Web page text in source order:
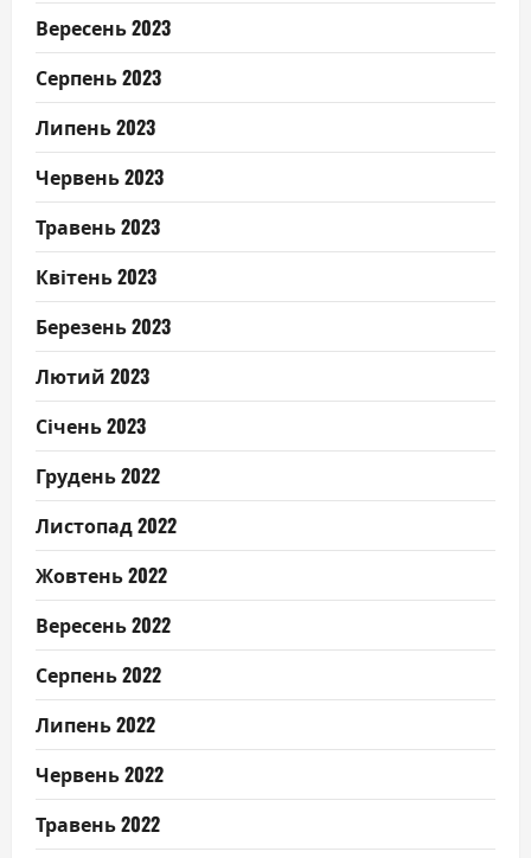
Вересень 2023
Серпень 2023
Липень 2023
Червень 2023
Травень 2023
Квітень 2023
Березень 2023
Лютий 2023
Січень 2023
Грудень 2022
Листопад 2022
Жовтень 2022
Вересень 2022
Серпень 2022
Липень 2022
Червень 2022
Травень 2022